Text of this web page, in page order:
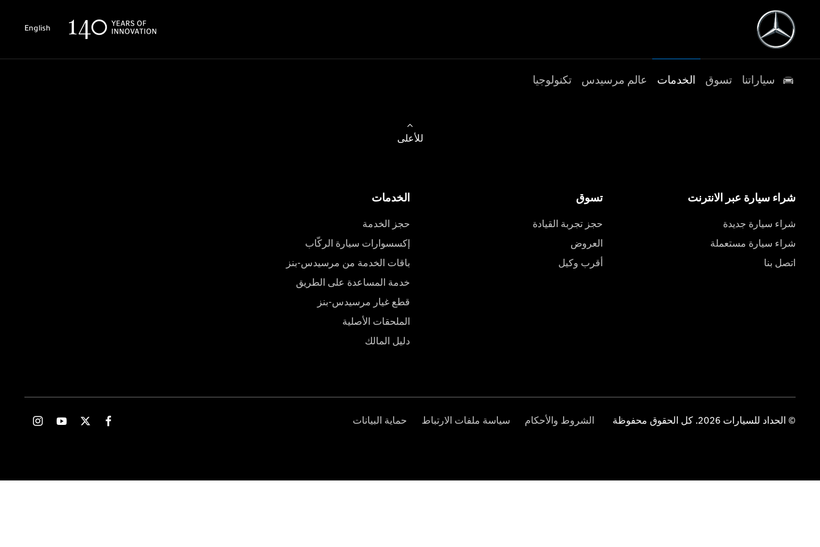
English
سياراتنا تسوق الخدمات عالم مرسيدس تكنولوجيا
للأعلى
شراء سيارة عبر الانترنت
شراء سيارة جديدة
شراء سيارة مستعملة
اتصل بنا
تسوق
حجز تجربة القيادة
العروض
أقرب وكيل
الخدمات
حجز الخدمة
إكسسوارات سيارة الركّاب
باقات الخدمة من مرسيدس-بنز
خدمة المساعدة على الطريق
قطع غيار مرسيدس-بنز
الملحقات الأصلية
دليل المالك
© الحداد للسيارات 2026. كل الحقوق محفوظة الشروط والأحكام سياسة ملفات الارتباط حماية البيانات